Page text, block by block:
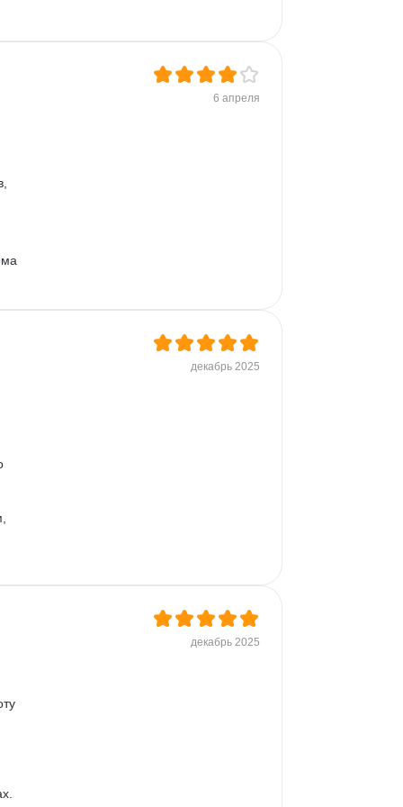
6 апреля
декабрь 2025
декабрь 2025